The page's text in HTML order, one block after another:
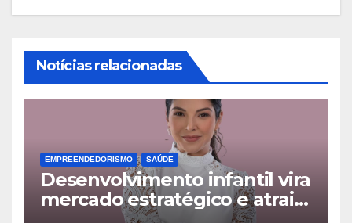
Notícias relacionadas
EMPREENDEDORISMO SAÚDE
Desenvolvimento infantil vira
mercado estratégico e atrai
famílias além das fronteiras